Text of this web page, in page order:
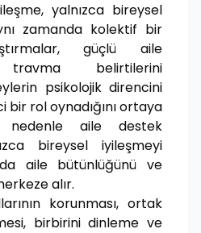
yalnızca bireysel
zamanda kolektif bir
güçlü aile
travma belirtilerini
psikolojik direncini
rol oynadığını ortaya
nedenle aile destek
bireysel iyileşmeyi
aile bütünlüğünü ve
alır.
korunması, ortak
birbirini dinleme ve